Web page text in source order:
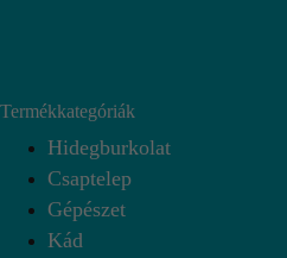
Termékkategóriák
Hidegburkolat
Csaptelep
Gépészet
Kád